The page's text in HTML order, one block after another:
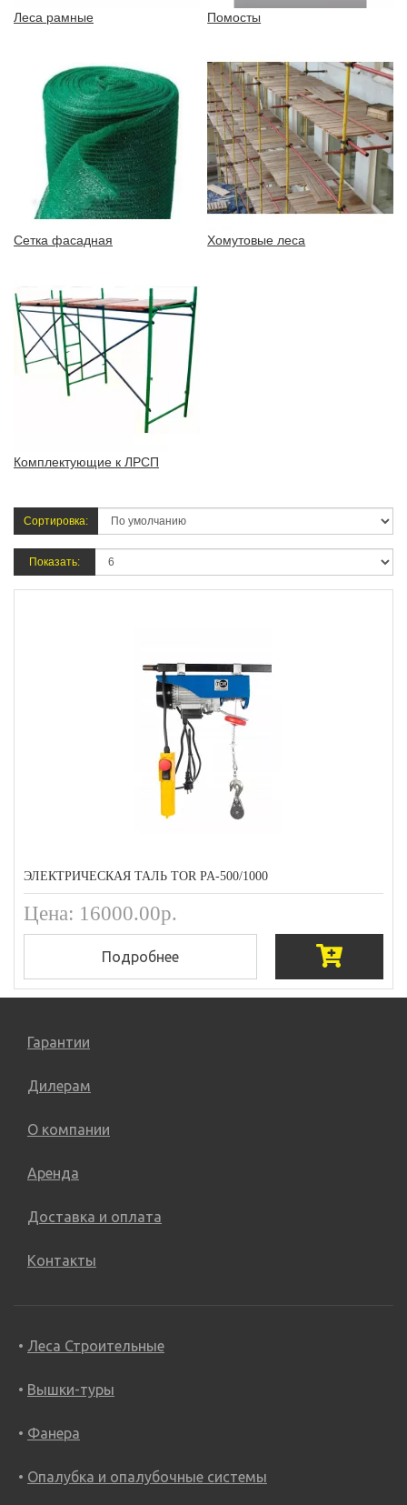
Леса рамные Помосты
Сетка фасадная Хомутовые леса
Комплектующие к ЛРСП
Сортировка:
Показать:
ЭЛЕКТРИЧЕСКАЯ ТАЛЬ TOR PA-500/1000
Цена: 16000.00р.
Подробнее
Гарантии
Дилерам
О компании
Аренда
Доставка и оплата
Контакты
Леса Строительные
Вышки-туры
Фанера
Опалубка и опалубочные системы